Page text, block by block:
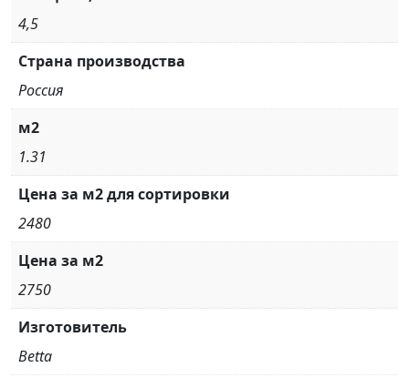
4,5
Страна производства
Россия
м2
1.31
Цена за м2 для сортировки
2480
Цена за м2
2750
Изготовитель
Betta